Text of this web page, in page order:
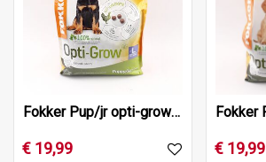
Fokker Pup/jr opti-grow l 2.5kg
€ 19,99 € 19,99